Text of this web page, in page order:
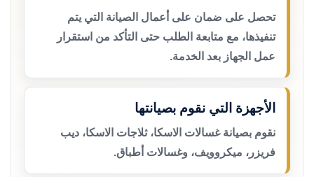
تحصل على ضمان على أعمال الصيانة التي يتم
تنفيذها، مع متابعة الطلب حتى التأكد من استقرار
عمل الجهاز بعد الخدمة.
الأجهزة التي نقوم بصيانتها
نقوم بصيانة غسالات الاسكا، ثلاجات الاسكا، ديب
فريزر، ميكروويف، وغسالات أطباق.